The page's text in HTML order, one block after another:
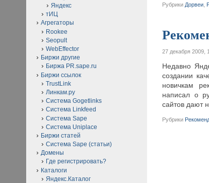
Рубрики Дорвеи
27 декабря 2009,
Недавно
создании
новичкам
написал о
сайтов дают
Рубрики
Яндекс
тИЦ
Агрегаторы
Rookee
Seopult
WebEffector
Биржи другие
Биржа PR.sape.ru
Биржи ссылок
TrustLink
Линкам.ру
Система Gogetlinks
Система Linkfeed
Система Sape
Система Uniplace
Биржи статей
Система Sape (статьи)
Домены
Где регистрировать?
Каталоги
Яндекс.Каталог